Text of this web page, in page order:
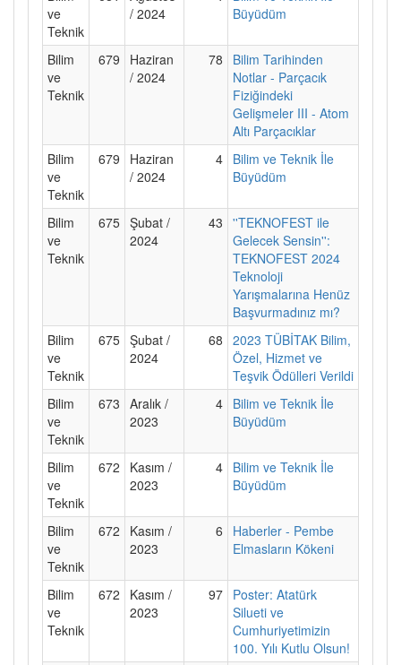
ve
Teknik
/ 2024
Büyüdüm
Bilim
ve
Teknik
679
Haziran
/ 2024
78
Bilim Tarihinden
Notlar - Parçacık
Fiziğindeki
Gelişmeler III - Atom
Altı Parçacıklar
Bilim
ve
Teknik
679
Haziran
/ 2024
4 Bilim ve Teknik İle
Büyüdüm
Bilim
ve
Teknik
675 Şubat /
2024
43 ''TEKNOFEST ile
Gelecek Sensin'':
TEKNOFEST 2024
Teknoloji
Yarışmalarına Henüz
Başvurmadınız mı?
Bilim
ve
Teknik
675 Şubat /
2024
68 2023 TÜBİTAK Bilim,
Özel, Hizmet ve
Teşvik Ödülleri Verildi
Bilim
ve
Teknik
673 Aralık /
2023
4 Bilim ve Teknik İle
Büyüdüm
Bilim
ve
Teknik
672
Kasım /
2023
4 Bilim ve Teknik İle
Büyüdüm
Bilim
ve
Teknik
672
Kasım /
2023
6
Haberler - Pembe
Elmasların Kökeni
Bilim
ve
Teknik
672
Kasım /
2023
97 Poster: Atatürk
Silueti ve
Cumhuriyetimizin
100. Yılı Kutlu Olsun!